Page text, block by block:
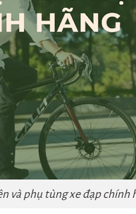
và phụ tùng xe đạp chính